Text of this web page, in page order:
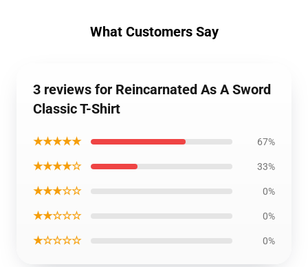
What Customers Say
3 reviews for Reincarnated As A Sword
Classic T-Shirt
★★★★★ 67%
★★★★☆ 33%
★★★☆☆ 0%
★★☆☆☆ 0%
★☆☆☆☆ 0%